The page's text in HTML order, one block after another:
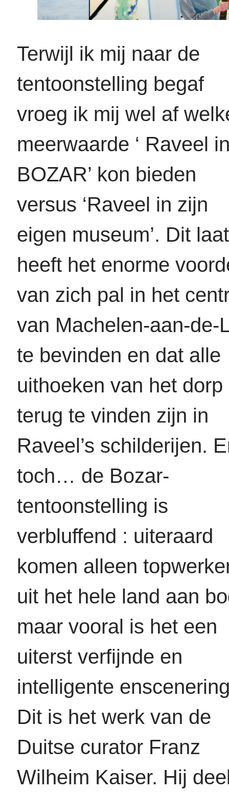
Terwijl ik mij naar de
tentoonstelling begaf
vroeg ik mij wel af
meerwaarde ‘ Raveel
BOZAR’ kon bieden
versus ‘Raveel in zijn
eigen museum’. Dit
heeft het enorme
van zich pal in het
van Machelen-aan-de-
te bevinden en dat alle
uithoeken van het dorp
terug te vinden zijn in
Raveel’s schilderijen.
toch… de Bozar-
tentoonstelling is
verbluffend : uiteraard
komen alleen
uit het hele land aan
maar vooral is het een
uiterst verfijnde en
intelligente
Dit is het werk van de
Duitse curator Franz
Wilheim Kaiser. Hij